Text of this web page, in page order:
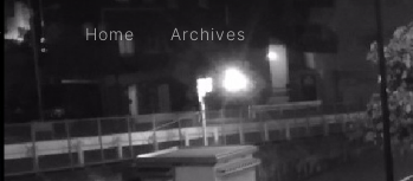
Home Archives
Home